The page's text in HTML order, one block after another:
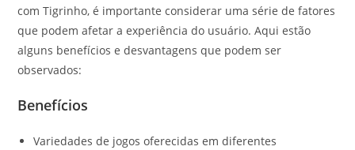
com Tigrinho, é importante considerar uma série de fatores
que podem afetar a experiência do usuário. Aqui estão
alguns benefícios e desvantagens que podem ser
observados:
Benefícios
Variedades de jogos oferecidas em diferentes